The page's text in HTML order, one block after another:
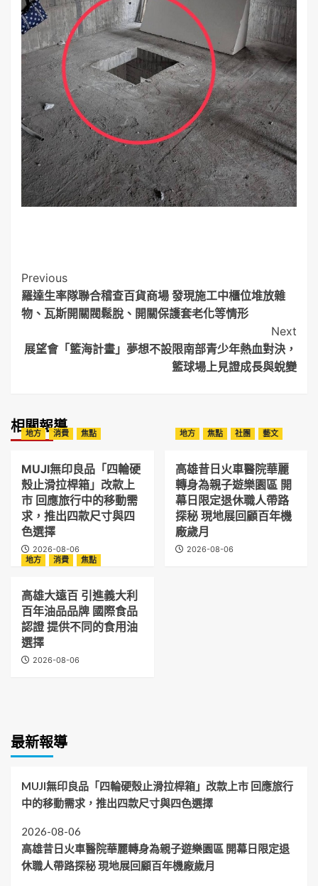
Post
Navigation
Previous
羅達生率隊聯合稽查百貨商場 發現施工中櫃位堆放雜
物、瓦斯開關閥鬆脫、開關保護套老化等情形
Next
展望會「籃海計畫」夢想不設限南部青少年熱血對決，
籃球場上見證成長與蛻變
相關報導
地方 消費 焦點
MUJI無印良品「四輪硬
殼止滑拉桿箱」改款上
市 回應旅行中的移動需
求，推出四款尺寸與四
色選擇
2026-08-06
地方 焦點 社團 藝文
高雄昔日火車醫院華麗
轉身為親子遊樂園區 開
幕日限定退休職人帶路
探秘 現地展回顧百年機
廠歲月
2026-08-06
地方
消費 焦點
高雄大遠百 引進義大利
百年油品品牌 國際食品
認證 提供不同的食用油
選擇
2026-08-06
最新報導
MUJI無印良品「四輪硬殼止滑拉桿箱」改款上市 回應旅行
中的移動需求，推出四款尺寸與四色選擇
2026-08-06
高雄昔日火車醫院華麗轉身為親子遊樂園區 開幕日限定退
休職人帶路探秘 現地展回顧百年機廠歲月